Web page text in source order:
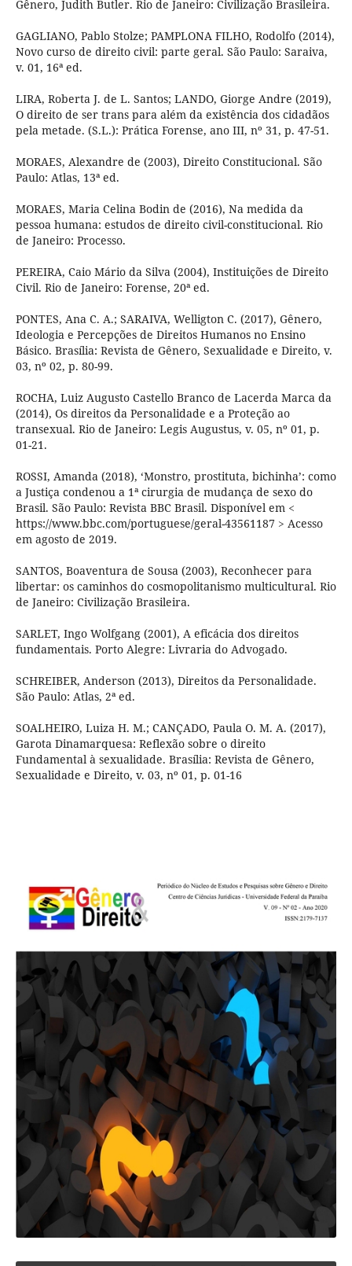
Gênero, Judith Butler. Rio de Janeiro: Civilização Brasileira.
GAGLIANO, Pablo Stolze; PAMPLONA FILHO, Rodolfo (2014),
Novo curso de direito civil: parte geral. São Paulo: Saraiva,
v. 01, 16ª ed.
LIRA, Roberta J. de L. Santos; LANDO, Giorge Andre (2019),
O direito de ser trans para além da existência dos cidadãos
pela metade. (S.L.): Prática Forense, ano III, nº 31, p. 47-51.
MORAES, Alexandre de (2003), Direito Constitucional. São
Paulo: Atlas, 13ª ed.
MORAES, Maria Celina Bodin de (2016), Na medida da
pessoa humana: estudos de direito civil-constitucional. Rio
de Janeiro: Processo.
PEREIRA, Caio Mário da Silva (2004), Instituições de Direito
Civil. Rio de Janeiro: Forense, 20ª ed.
PONTES, Ana C. A.; SARAIVA, Welligton C. (2017), Gênero,
Ideologia e Percepções de Direitos Humanos no Ensino
Básico. Brasília: Revista de Gênero, Sexualidade e Direito, v.
03, nº 02, p. 80-99.
ROCHA, Luiz Augusto Castello Branco de Lacerda Marca da
(2014), Os direitos da Personalidade e a Proteção ao
transexual. Rio de Janeiro: Legis Augustus, v. 05, nº 01, p.
01-21.
ROSSI, Amanda (2018), ‘Monstro, prostituta, bichinha’: como
a Justiça condenou a 1ª cirurgia de mudança de sexo do
Brasil. São Paulo: Revista BBC Brasil. Disponível em <
https://www.bbc.com/portuguese/geral-43561187 > Acesso
em agosto de 2019.
SANTOS, Boaventura de Sousa (2003), Reconhecer para
libertar: os caminhos do cosmopolitanismo multicultural. Rio
de Janeiro: Civilização Brasileira.
SARLET, Ingo Wolfgang (2001), A eficácia dos direitos
fundamentais. Porto Alegre: Livraria do Advogado.
SCHREIBER, Anderson (2013), Direitos da Personalidade.
São Paulo: Atlas, 2ª ed.
SOALHEIRO, Luiza H. M.; CANÇADO, Paula O. M. A. (2017),
Garota Dinamarquesa: Reflexão sobre o direito
Fundamental à sexualidade. Brasília: Revista de Gênero,
Sexualidade e Direito, v. 03, nº 01, p. 01-16